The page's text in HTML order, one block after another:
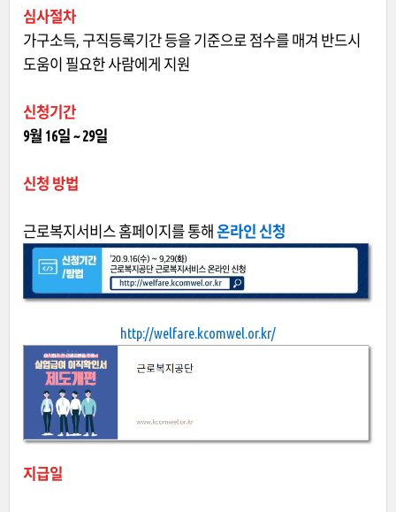
심사절차
가구소득, 구직등록기간 등을 기준으로 점수를 매겨 반드시
도움이 필요한 사람에게 지원
신청기간
9월 16일 ~ 29일
신청 방법
근로복지서비스 홈페이지를 통해 온라인 신청
http://welfare.kcomwel.or.kr/
지급일